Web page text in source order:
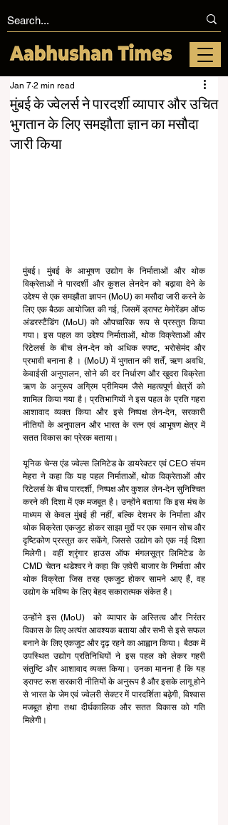
मुंबई के ज्वेलर्स ने पारदर्शी व्यापार और उचित
भुगतान के लिए समझौता ज्ञान का मसौदा
जारी किया
Jan 7 2 min read
मुंबई। मुंबई के आभूषण उद्योग के निर्माताओं और थोक
विक्रेताओं ने पारदर्शी और कुशल लेनदेन को बढ़ावा देने के
उद्देश्य से एक समझौता ज्ञापन (MoU) का मसौदा जारी करने के
लिए एक बैठक आयोजित की गई, जिसमें ड्राफ्ट मेमोरेंडम ऑफ
अंडरस्टैंडिंग (MoU) को औपचारिक रूप से प्रस्तुत किया
गया। इस पहल का उद्देश्य निर्माताओं, थोक विक्रेताओं और
रिटेलर्स के बीच लेन-देन को अधिक स्पष्ट, भरोसेमंद और
प्रभावी बनाना है । (MoU) में भुगतान की शर्तें, ऋण अवधि,
केवाईसी अनुपालन, सोने की दर निर्धारण और खुदरा विक्रेता
ऋण के अनुरूप अग्रिम प्रीमियम जैसे महत्वपूर्ण क्षेत्रों को
शामिल किया गया है। प्रतिभागियों ने इस पहल के प्रति गहरा
आशावाद व्यक्त किया और इसे निष्पक्ष लेन-देन, सरकारी
नीतियों के अनुपालन और भारत के रत्न एवं आभूषण क्षेत्र में
सतत विकास का प्रेरक बताया।
यूनिक चेन्स एंड ज्वेल्स लिमिटेड के डायरेक्टर एवं CEO संयम
मेहरा ने कहा कि यह पहल निर्माताओं, थोक विक्रेताओं और
रिटेलर्स के बीच पारदर्शी, निष्पक्ष और कुशल लेन-देन सुनिश्चित
करने की दिशा में एक मजबूत है। उन्होंने बताया कि इस मंच के
माध्यम से केवल मुंबई ही नहीं, बल्कि देशभर के निर्माता और
थोक विक्रेता एकजुट होकर साझा मुद्दों पर एक समान सोच और
दृष्टिकोण प्रस्तुत कर सकेंगे, जिससे उद्योग को एक नई दिशा
मिलेगी। वहीं श्रृंगार हाउस ऑफ मंगलसूत्र लिमिटेड के
CMD चेतन थडेश्वर ने कहा कि ज़वेरी बाजार के निर्माता और
थोक विक्रेता जिस तरह एकजुट होकर सामने आए हैं, वह
उद्योग के भविष्य के लिए बेहद सकारात्मक संकेत है।
उन्होंने इस (MoU)  को व्यापार के अस्तित्व और निरंतर
विकास के लिए अत्यंत आवश्यक बताया और सभी से इसे सफल
बनाने के लिए एकजुट और दृढ़ रहने का आह्वान किया। बैठक में
उपस्थित उद्योग प्रतिनिधियों ने इस पहल को लेकर गहरी
संतुष्टि और आशावाद व्यक्त किया। उनका मानना है कि यह
ड्राफ्ट रूश सरकारी नीतियों के अनुरूप है और इसके लागू होने
से भारत के जेम एवं ज्वेलरी सेक्टर में पारदर्शिता बढ़ेगी, विश्वास
मजबूत होगा तथा दीर्घकालिक और सतत विकास को गति
मिलेगी।